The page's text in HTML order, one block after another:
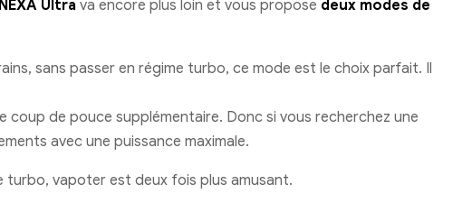
NEXA Ultra va encore plus loin et vous propose deux modes de
sans passer en régime turbo, ce mode est le choix parfait. Il
coup de pouce supplémentaire. Donc si vous recherchez une
avec une puissance maximale.
turbo, vapoter est deux fois plus amusant.